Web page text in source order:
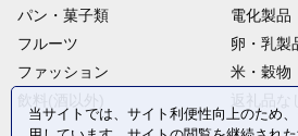
パン・菓子類
電化製品
フルーツ
卵・乳製
ファッション
米・穀物
当サイトでは、サイト利便性向上のため